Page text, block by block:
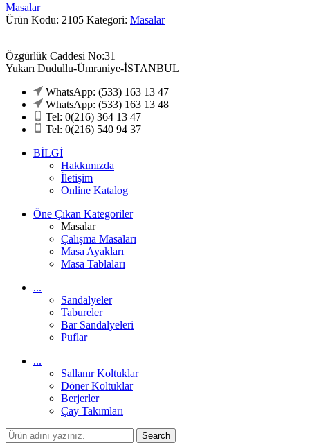
Masalar
Ürün Kodu: 2105 Kategori: Masalar
Özgürlük Caddesi No:31
Yukarı Dudullu-Ümraniye-İSTANBUL
WhatsApp: (533) 163 13 47
WhatsApp: (533) 163 13 48
Tel: 0(216) 364 13 47
Tel: 0(216) 540 94 37
BİLGİ
Hakkımızda
İletişim
Online Katalog
Öne Çıkan Kategoriler
Masalar
Çalışma Masaları
Masa Ayakları
Masa Tablaları
...
Sandalyeler
Tabureler
Bar Sandalyeleri
Puflar
...
Sallanır Koltuklar
Döner Koltuklar
Berjerler
Çay Takımları
Search